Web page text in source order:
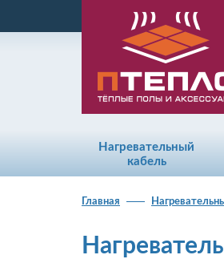
Нагревательный
кабель
Главная